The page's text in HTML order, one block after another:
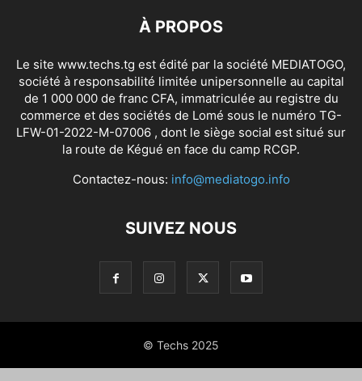
À PROPOS
Le site www.techs.tg est édité par la société MEDIATOGO,
société à responsabilité limitée unipersonnelle au capital
de 1 000 000 de franc CFA, immatriculée au registre du
commerce et des sociétés de Lomé sous le numéro TG-
LFW-01-2022-M-07006 , dont le siège social est situé sur
la route de Kégué en face du camp RCGP.
Contactez-nous: info@mediatogo.info
SUIVEZ NOUS
© Techs 2025